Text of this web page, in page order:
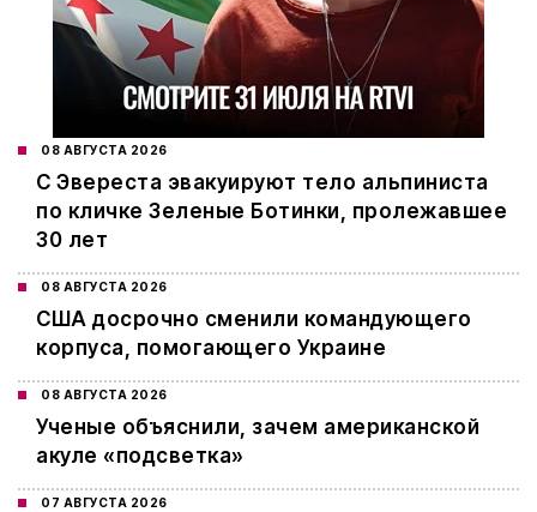
08 АВГУСТА 2026
С Эвереста эвакуируют тело альпиниста
по кличке Зеленые Ботинки, пролежавшее
30 лет
08 АВГУСТА 2026
США досрочно сменили командующего
корпуса, помогающего Украине
08 АВГУСТА 2026
Ученые объяснили, зачем американской
акуле «подсветка»
07 АВГУСТА 2026